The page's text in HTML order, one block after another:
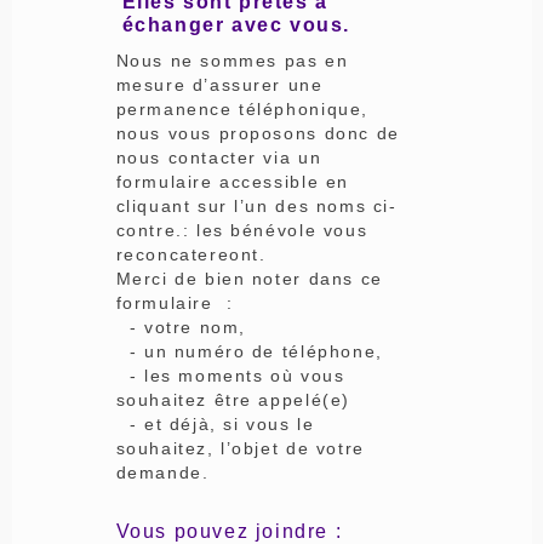
échanger avec vous.
Nous ne sommes pas en
mesure d’assurer une
permanence téléphonique,
nous vous proposons donc de
nous contacter via un
formulaire accessible en
cliquant sur l’un des noms ci-
contre.: les bénévole vous
reconcatereont.
Merci de bien noter dans ce
formulaire :
- votre nom,
- un numéro de téléphone,
- les moments où vous
souhaitez être appelé(e)
- et déjà, si vous le
souhaitez, l’objet de votre
demande.
Vous pouvez joindre :